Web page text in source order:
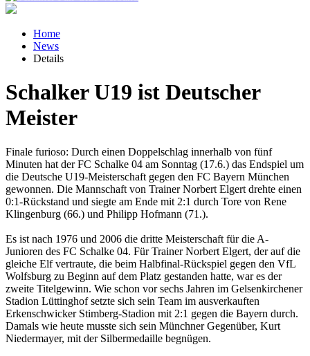
Home
News
Details
Schalker U19 ist Deutscher
Meister
Finale furioso: Durch einen Doppelschlag innerhalb von fünf
Minuten hat der FC Schalke 04 am Sonntag (17.6.) das Endspiel um
die Deutsche U19-Meisterschaft gegen den FC Bayern München
gewonnen. Die Mannschaft von Trainer Norbert Elgert drehte einen
0:1-Rückstand und siegte am Ende mit 2:1 durch Tore von Rene
Klingenburg (66.) und Philipp Hofmann (71.).
Es ist nach 1976 und 2006 die dritte Meisterschaft für die A-
Junioren des FC Schalke 04. Für Trainer Norbert Elgert, der auf die
gleiche Elf vertraute, die beim Halbfinal-Rückspiel gegen den VfL
Wolfsburg zu Beginn auf dem Platz gestanden hatte, war es der
zweite Titelgewinn. Wie schon vor sechs Jahren im Gelsenkirchener
Stadion Lüttinghof setzte sich sein Team im ausverkauften
Erkenschwicker Stimberg-Stadion mit 2:1 gegen die Bayern durch.
Damals wie heute musste sich sein Münchner Gegenüber, Kurt
Niedermayer, mit der Silbermedaille begnügen.